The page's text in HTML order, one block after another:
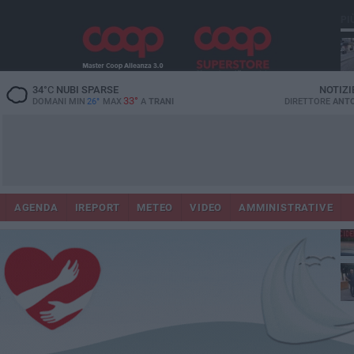
34°CNUBI SPARSE
DOMANI MIN 26° MAX 33° A TRANI DIRETTORE
AGENDA IREPORT METEO VIDEO AMMINISTRATIVE